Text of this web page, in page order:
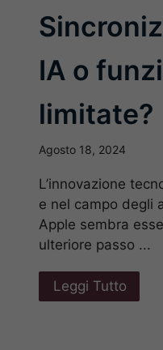
IA o
limitate?
Agosto 18, 2024
L’innovazione
e nel campo degli
Apple sembra
ulteriore passo ...
Leggi Tutto